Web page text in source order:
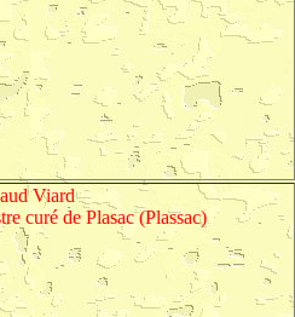
Viard
curé de Plasac (Plassac)